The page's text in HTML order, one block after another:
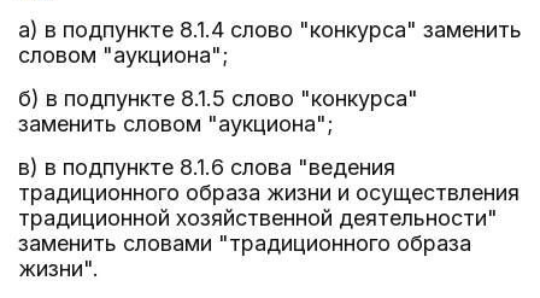
а) в подпункте 8.1.4 слово "конкурса" заменить
словом "аукциона";
б) в подпункте 8.1.5 слово "конкурса"
заменить словом "аукциона";
в) в подпункте 8.1.6 слова "ведения
традиционного образа жизни и осуществления
традиционной хозяйственной деятельности"
заменить словами "традиционного образа
жизни".